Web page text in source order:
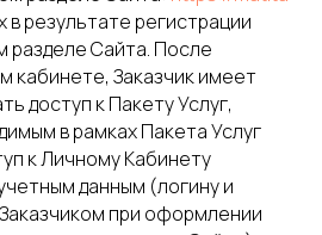
в результате регистрации
разделе Сайта. После
кабинете, Заказчик имеет
доступ к Пакету Услуг,
в рамках Пакета Услуг
к Личному Кабинету
данным (логину и
при оформлении